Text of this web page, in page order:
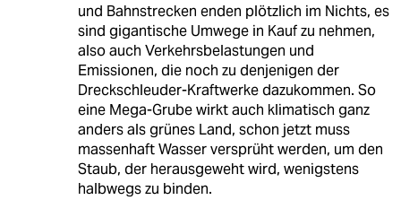
und Bahnstrecken enden plötzlich im Nichts, es
sind gigantische Umwege in Kauf zu nehmen,
also auch Verkehrsbelastungen und
Emissionen, die noch zu denjenigen der
Dreckschleuder-Kraftwerke dazukommen. So
eine Mega-Grube wirkt auch klimatisch ganz
anders als grünes Land, schon jetzt muss
massenhaft Wasser versprüht werden, um den
Staub, der herausgeweht wird, wenigstens
halbwegs zu binden.